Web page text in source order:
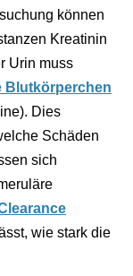
können
Kreatinin
Urin muss
Blutkörperchen
Dies
Schäden
sich
wie stark die